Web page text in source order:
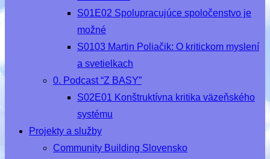
S01E02 Spolupracujúce spoločenstvo je
možné
S0103 Martin Poliačik: O kritickom myslení
a svetielkach
0. Podcast “Z BASY”
S02E01 Konštruktívna kritika väzeňského
systému
Projekty a služby
Community Building Slovensko